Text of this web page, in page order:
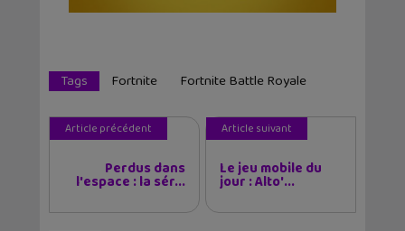
Tags Fortnite Fortnite Battle Royale
Article précédent
Perdus dans
l'espace : la sér...
Article suivant
Le jeu mobile du
jour : Alto'...